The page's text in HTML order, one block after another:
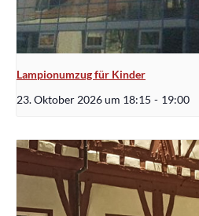
Lampionumzug für Kinder
23. Oktober 2026 um 18:15 - 19:00